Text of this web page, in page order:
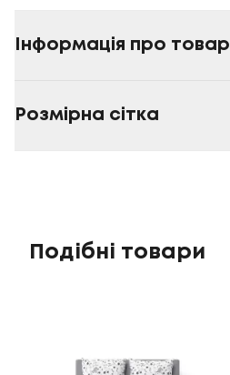
Інформація про товар
Розмірна сітка
Подібні товари